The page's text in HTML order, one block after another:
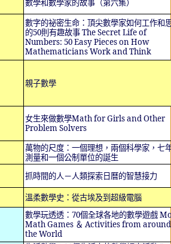
數學和數學家的故事（第六集）
數字的祕密生命：頂尖數學家如何工作和
的50則有趣故事The Secret Life of
Numbers: 50 Easy Pieces on How
Mathematicians Work and Think
親子數學
女生來做數學Math for Girls and Other
Problem Solvers
萬物的尺度：一個理想，兩個科學家，七
測量和一個公制單位的誕生
抓時間的人－人類探索日曆的智慧接力
溫柔數學史：從古埃及到超級電腦
數學玩透透： 70個全球各地的數學遊戲
Math Games ＆ Activities from around
the World